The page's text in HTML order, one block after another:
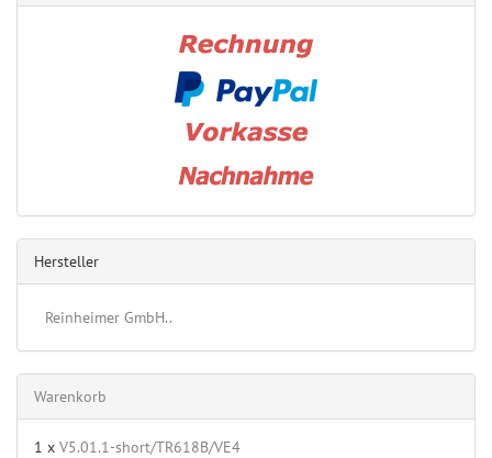
Hersteller
Reinheimer GmbH..
Warenkorb
1 x V5.01.1-short/TR618B/VE4